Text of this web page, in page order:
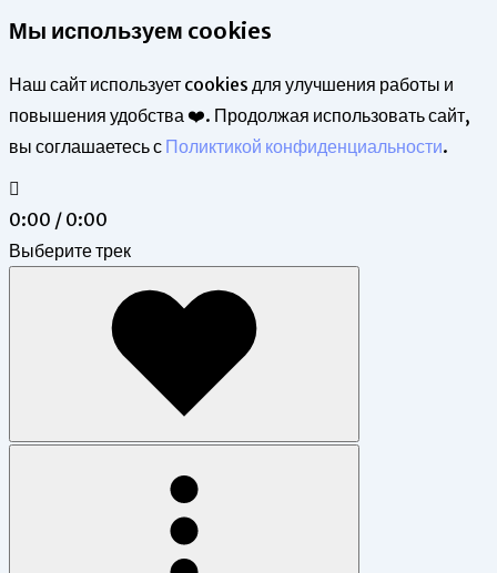
Мы используем cookies
Наш сайт использует cookies для улучшения работы и
повышения удобства ❤️. Продолжая использовать сайт,
вы соглашаетесь с Поликтикой конфиденциальности.
0:00 / 0:00
Выберите трек